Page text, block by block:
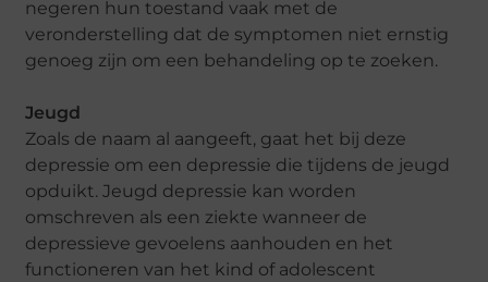
negeren hun toestand vaak met de
veronderstelling dat de symptomen niet ernstig
genoeg zijn om een behandeling op te zoeken.
Jeugd
Zoals de naam al aangeeft, gaat het bij deze
depressie om een depressie die tijdens de jeugd
opduikt. Jeugd depressie kan worden
omschreven als een ziekte wanneer de
depressieve gevoelens aanhouden en het
functioneren van het kind of adolescent